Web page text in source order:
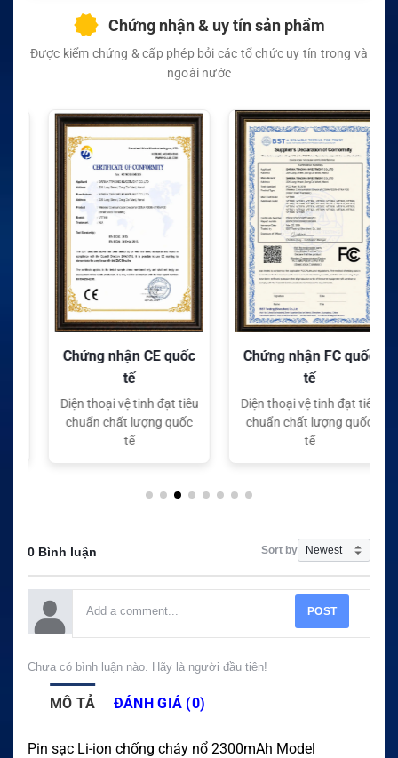
Chứng nhận & uy tín sản phẩm
Được kiểm chứng & cấp phép bởi các tổ chức uy tín trong và
ngoài nước
Chứng nhận CE quốc
Điện thoại vệ tinh đạt tiêu
chuẩn chất lượng quốc
Chứng nhận FC quốc
Điện thoại vệ tinh đạt tiêu
chuẩn chất lượng quốc
0 Bình luận Sort by
POST
Chưa có bình luận nào. Hãy là người đầu tiên!
MÔ TẢ ĐÁNH GIÁ (0)
Pin sạc Li-ion chống cháy nổ 2300mAh Model